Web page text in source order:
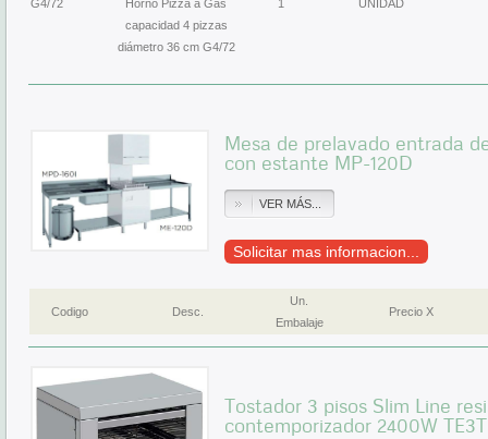
G4/72
Horno Pizza a Gas
capacidad 4 pizzas
diámetro 36 cm G4/72
1 UNIDAD
Mesa de prelavado entrada
con estante MP-120D
VER MÁS...
Solicitar mas informacion...
Codigo Desc.
Un.
Embalaje
Precio X
Tostador 3 pisos Slim Line
contemporizador 2400W TE3T